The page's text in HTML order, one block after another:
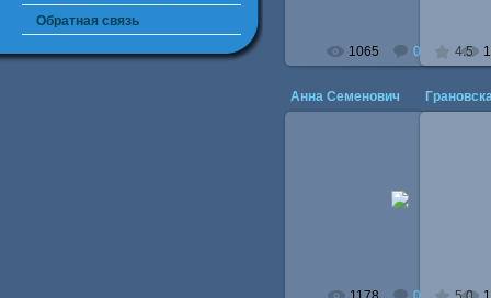
Обратная связь
1065 0 4.5
Анна Семенович